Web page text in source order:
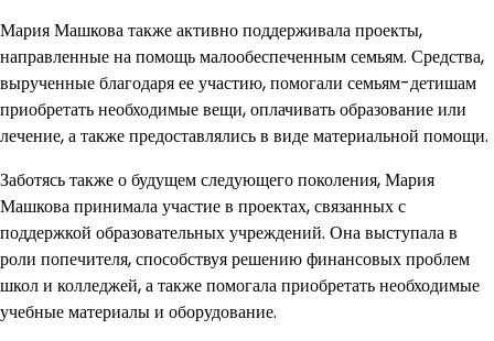
Мария Машкова также активно поддерживала проекты,
направленные на помощь малообеспеченным семьям. Средства,
вырученные благодаря ее участию, помогали семьям-детишам
приобретать необходимые вещи, оплачивать образование или
лечение, а также предоставлялись в виде материальной помощи.
Заботясь также о будущем следующего поколения, Мария
Машкова принимала участие в проектах, связанных с
поддержкой образовательных учреждений. Она выступала в
роли попечителя, способствуя решению финансовых проблем
школ и колледжей, а также помогала приобретать необходимые
учебные материалы и оборудование.